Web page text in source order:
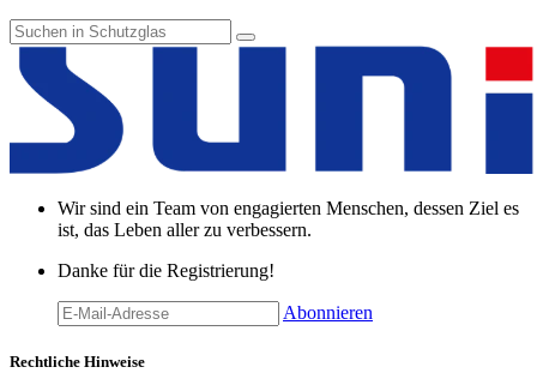
Wir sind ein Team von engagierten Menschen, dessen Ziel es
ist, das Leben aller zu verbessern.
Danke für die Registrierung!
Abonnieren
Rechtliche Hinweise